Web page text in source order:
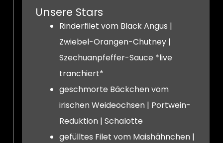
Unsere Stars
Rinderfilet vom Black Angus |
Zwiebel-Orangen-Chutney |
Szechuanpfeffer-Sauce *live
tranchiert*
geschmorte Bäckchen vom
irischen Weideochsen | Portwein-
Reduktion | Schalotte
gefülltes Filet vom Maishähnchen |